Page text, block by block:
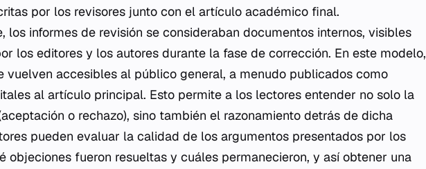
por los revisores junto con el artículo académico final.
los informes de revisión se consideraban documentos internos, visibles
los editores y los autores durante la fase de corrección. En este modelo,
vuelven accesibles al público general, a menudo publicados como
al artículo principal. Esto permite a los lectores entender no solo la
o rechazo), sino también el razonamiento detrás de dicha
pueden evaluar la calidad de los argumentos presentados por los
objeciones fueron resueltas y cuáles permanecieron, y así obtener una